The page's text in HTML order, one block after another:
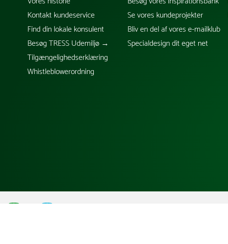
Kontakt kundeservice
Find din lokale konsulent
Besøg TRESS Udemiljø →
Tilgængelighedserklæring
Whistleblowerordning
Se vores kundeprojekter
Bliv en del af vores e-mailklub
Specialdesign dit eget net